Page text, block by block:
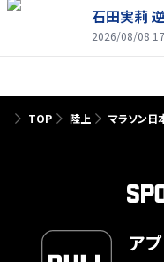
石田実莉
2026/08/08
TOP 陸上 マラソン日
ア